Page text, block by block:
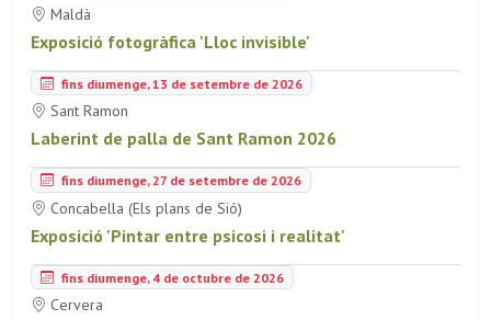
Maldà
Exposició fotogràfica 'Lloc invisible'
fins diumenge, 13 de setembre de 2026
Sant Ramon
Laberint de palla de Sant Ramon 2026
fins diumenge, 27 de setembre de 2026
Concabella (Els plans de Sió)
Exposició 'Pintar entre psicosi i realitat'
fins diumenge, 4 de octubre de 2026
Cervera